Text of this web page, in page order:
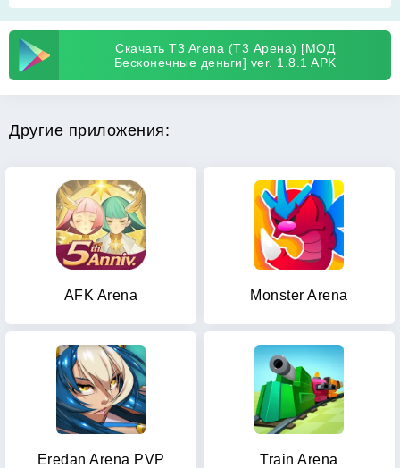
Скачать T3 Arena (Т3 Арена) [МОД
Бесконечные деньги] ver. 1.8.1 APK
Другие приложения:
AFK Arena Monster Arena
Eredan Arena PVP Train Arena